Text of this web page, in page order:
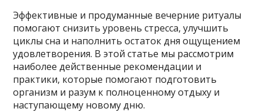
Эффективные и продуманные вечерние ритуалы
помогают снизить уровень стресса, улучшить
циклы сна и наполнить остаток дня ощущением
удовлетворения. В этой статье мы рассмотрим
наиболее действенные рекомендации и
практики, которые помогают подготовить
организм и разум к полноценному отдыху и
наступающему новому дню.